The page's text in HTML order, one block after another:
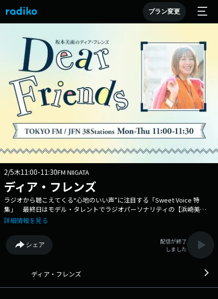
プラン変更
2/5木11:00-11:30FM NIIGATA
ディア・フレンズ
ラジオから聴こえてくる“心地のいい声”に注目する「Sweet Voice 特
集」 最終日はモデル・タレントでラジオパーソナリティの【浜崎美
保】 さんが登場！ TOKYO FM『Skyrocket Company』の“浜崎秘書”と
夕方のラジオパーソナリティーランキング」で女性部門1位に選ばれたこ
ともある、Sweet Voiceの持ち主！ “一度聞いたら忘れられない声”につ
いて、じっくりと掘り下げていきます。 また、坂本美雨が長年にわた
料理のレシピ朗読に挑戦します！！ 一体どうなる…！？乞うご期
詳細情報を見る
シェア
配信が終了
しました
ディア・フレンズ